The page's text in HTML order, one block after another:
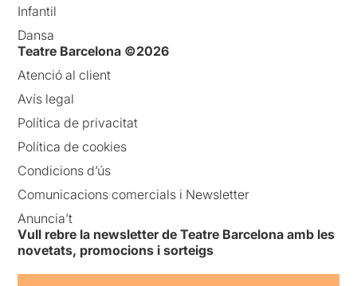
Infantil
Dansa
Teatre Barcelona ©2026
Atenció al client
Avís legal
Política de privacitat
Política de cookies
Condicions d’ús
Comunicacions comercials i Newsletter
Anuncia’t
Vull rebre la newsletter de Teatre Barcelona amb les
novetats, promocions i sorteigs